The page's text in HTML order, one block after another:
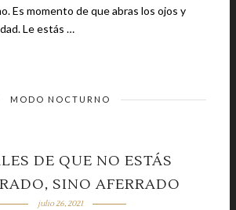
Es momento de que abras los ojos y
veas la triste realidad. Le estás …
MODO NOCTURNO
DE QUE NO ESTÁS
SINO AFERRADO
julio 26, 2021